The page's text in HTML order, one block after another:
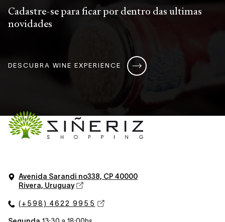
Cadastre-se para ficar por dentro das ultimas
novidades
DESCUBRA WINE EXPERIENCE
Avenida Sarandi no338, CP 40000
Rivera, Uruguay
(+598) 4622 9955